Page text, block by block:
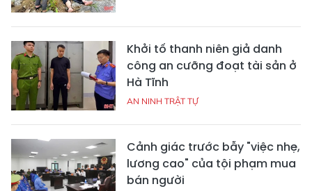
Khởi tố thanh niên giả danh
công an cưỡng đoạt tài sản ở
Hà Tĩnh
AN NINH TRẬT TỰ
Cảnh giác trước bẫy "việc nhẹ,
lương cao" của tội phạm mua
bán người